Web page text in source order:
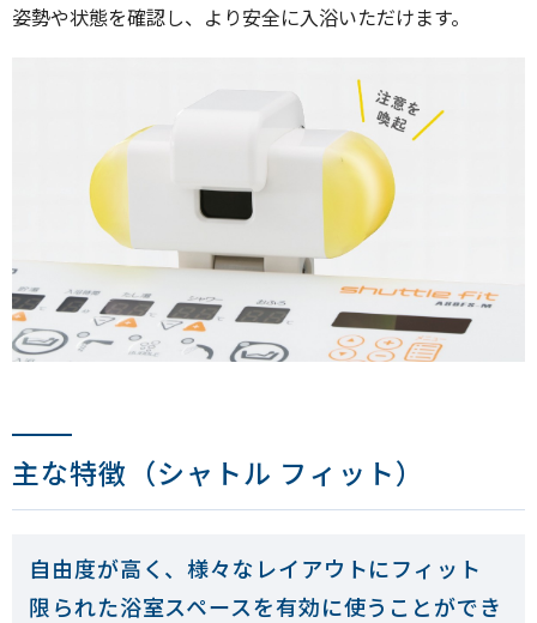
姿勢や状態を確認し、より安全に入浴いただけます。
主な特徴（シャトル フィット）
自由度が高く、様々なレイアウトにフィット
限られた浴室スペースを有効に使うことができ